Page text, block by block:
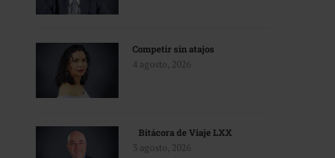
Competir sin atajos
4 agosto, 2026
Bitácora de Viaje LXX
3 agosto, 2026